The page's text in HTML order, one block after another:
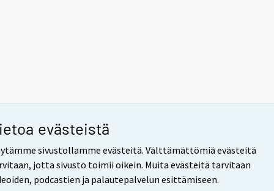
evästeistä
sivustollamme evästeitä. Välttämättömiä evästeitä
jotta sivusto toimii oikein. Muita evästeitä tarvitaan
podcastien ja palautepalvelun esittämiseen.